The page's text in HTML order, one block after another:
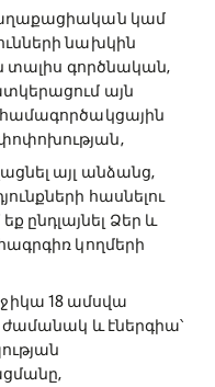
կամ
նախկին
տալիս գործնական,
այն
այլ անձանց,
հասնելու
Ձեր և
կողմերի
18 ամսվա
ժամանակ և էներգիա՝